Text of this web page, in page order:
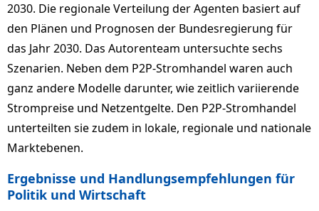
2030. Die regionale Verteilung der Agenten basiert auf
den Plänen und Prognosen der Bundesregierung für
das Jahr 2030. Das Autorenteam untersuchte sechs
Szenarien. Neben dem P2P-Stromhandel waren auch
ganz andere Modelle darunter, wie zeitlich variierende
Strompreise und Netzentgelte. Den P2P-Stromhandel
unterteilten sie zudem in lokale, regionale und nationale
Marktebenen.
Ergebnisse und Handlungsempfehlungen für
Politik und Wirtschaft